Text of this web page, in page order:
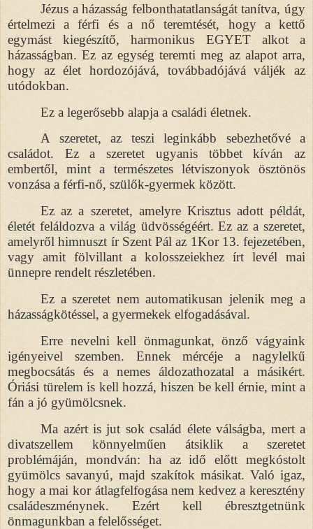
Jézus a házasság felbonthatatlanságát tanítva, úgy
értelmezi a férfi és a nő teremtését, hogy a kettő
egymást kiegészítő, harmonikus EGYET alkot a
házasságban. Ez az egység teremti meg az alapot arra,
hogy az élet hordozójává, továbbadójává váljék az
utódokban.
Ez a legerősebb alapja a családi életnek.
A szeretet, az teszi leginkább sebezhetővé a
családot. Ez a szeretet ugyanis többet kíván az
embertől, mint a természetes létviszonyok ösztönös
vonzása a férfi-nő, szülők-gyermek között.
Ez az a szeretet, amelyre Krisztus adott példát,
életét feláldozva a világ üdvösségéért. Ez az a szeretet,
amelyről himnuszt ír Szent Pál az 1Kor 13. fejezetében,
vagy amit fölvillant a kolosszeiekhez írt levél mai
ünnepre rendelt részletében.
Ez a szeretet nem automatikusan jelenik meg a
házasságkötéssel, a gyermekek elfogadásával.
Erre nevelni kell önmagunkat, önző vágyaink
igényeivel szemben. Ennek mércéje a nagylelkű
megbocsátás és a nemes áldozathozatal a másikért.
Óriási türelem is kell hozzá, hiszen be kell érnie, mint a
fán a jó gyümölcsnek.
Ma azért is jut sok család élete válságba, mert a
divatszellem könnyelműen átsiklik a szeretet
problémáján, mondván: ha az idő előtt megkóstolt
gyümölcs savanyú, majd szakítok másikat. Való igaz,
hogy a mai kor átlagfelfogása nem kedvez a keresztény
családeszménynek. Ezért kell ébresztgetnünk
önmagunkban a felelősséget.